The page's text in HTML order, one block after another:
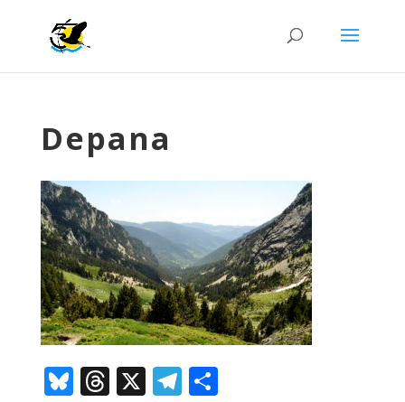
Depana
Bluesky
Threads
X Telegram
Comparteix